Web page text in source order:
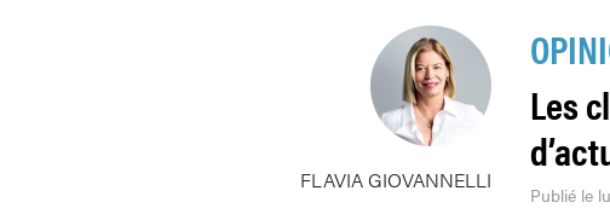
FLAVIA GIOVANNELLI
Les
Publié le